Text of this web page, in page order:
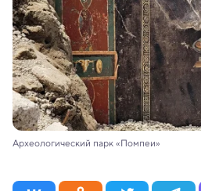
Археологический парк «Помпеи»